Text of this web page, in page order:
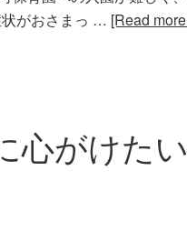
がおさまっ … [Read
心がけた